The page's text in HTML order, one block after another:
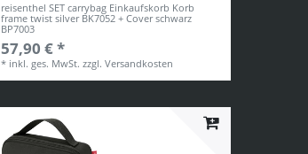
reisenthel SET carrybag Einkaufskorb Korb
frame twist silver BK7052 + Cover schwarz
BP7003
57,90 € *
* inkl. ges. MwSt. zzgl.Versandkosten